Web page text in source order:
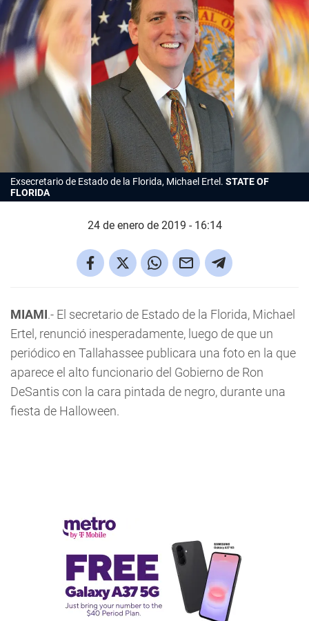
Exsecretario de Estado de la Florida, Michael Ertel. STATE OF
FLORIDA
24 de enero de 2019 - 16:14
MIAMI.- El secretario de Estado de la Florida, Michael
Ertel, renunció inesperadamente, luego de que un
periódico en Tallahassee publicara una foto en la que
aparece el alto funcionario del Gobierno de Ron
DeSantis con la cara pintada de negro, durante una
fiesta de Halloween.